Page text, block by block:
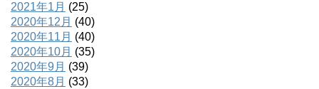
2021年1月 (25)
2020年12月 (40)
2020年11月 (40)
2020年10月 (35)
2020年9月 (39)
2020年8月 (33)